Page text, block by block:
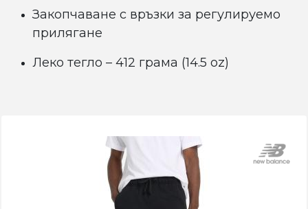
Закопчаване с връзки за регулируемо
прилягане
Леко тегло – 412 грама (14.5 oz)